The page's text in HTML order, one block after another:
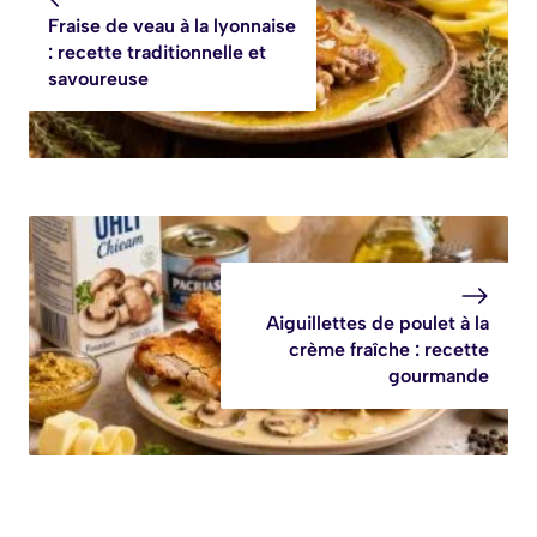
Fraise de veau à la lyonnaise
: recette traditionnelle et
savoureuse
Aiguillettes de poulet à la
crème fraîche : recette
gourmande